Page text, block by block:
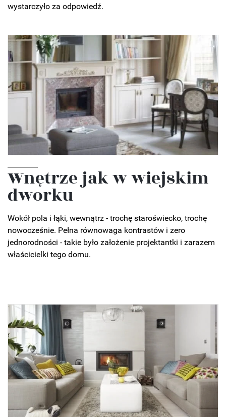
wystarczyło za odpowiedź.
Wnętrze jak w wiejskim
dworku
Wokół pola i łąki, wewnątrz - trochę staroświecko, trochę
nowocześnie. Pełna równowaga kontrastów i zero
jednorodności - takie było założenie projektantki i zarazem
właścicielki tego domu.